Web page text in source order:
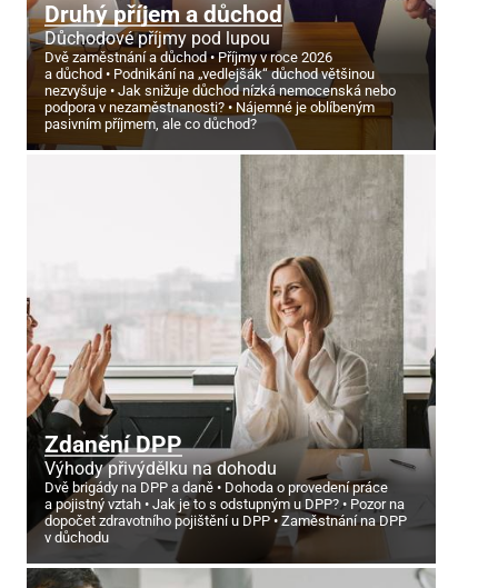
Druhý příjem a důchod
Důchodové příjmy pod lupou
Dvě zaměstnání a důchod
Příjmy v roce 2026
a důchod
Podnikání na „vedlejšák“ důchod většinou
nezvyšuje
Jak snižuje důchod nízká nemocenská nebo
podpora v nezaměstnanosti?
Nájemné je oblíbeným
pasivním příjmem, ale co důchod?
Zdanění DPP
Výhody přivýdělku na dohodu
Dvě brigády na DPP a daně
Dohoda o provedení práce
a pojistný vztah
Jak je to s odstupným u DPP?
Pozor na
dopočet zdravotního pojištění u DPP
Zaměstnání na DPP
v důchodu